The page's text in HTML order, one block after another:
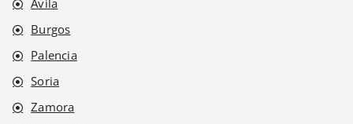
Ávila
Burgos
Palencia
Soria
Zamora